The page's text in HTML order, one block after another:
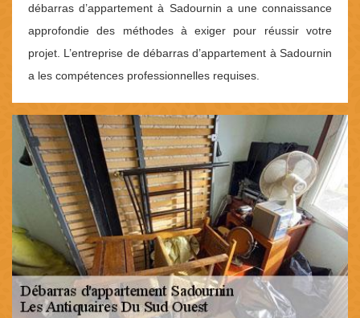
débarras d’appartement à Sadournin a une connaissance
approfondie des méthodes à exiger pour réussir votre
projet. L’entreprise de débarras d’appartement à Sadournin
a les compétences professionnelles requises.